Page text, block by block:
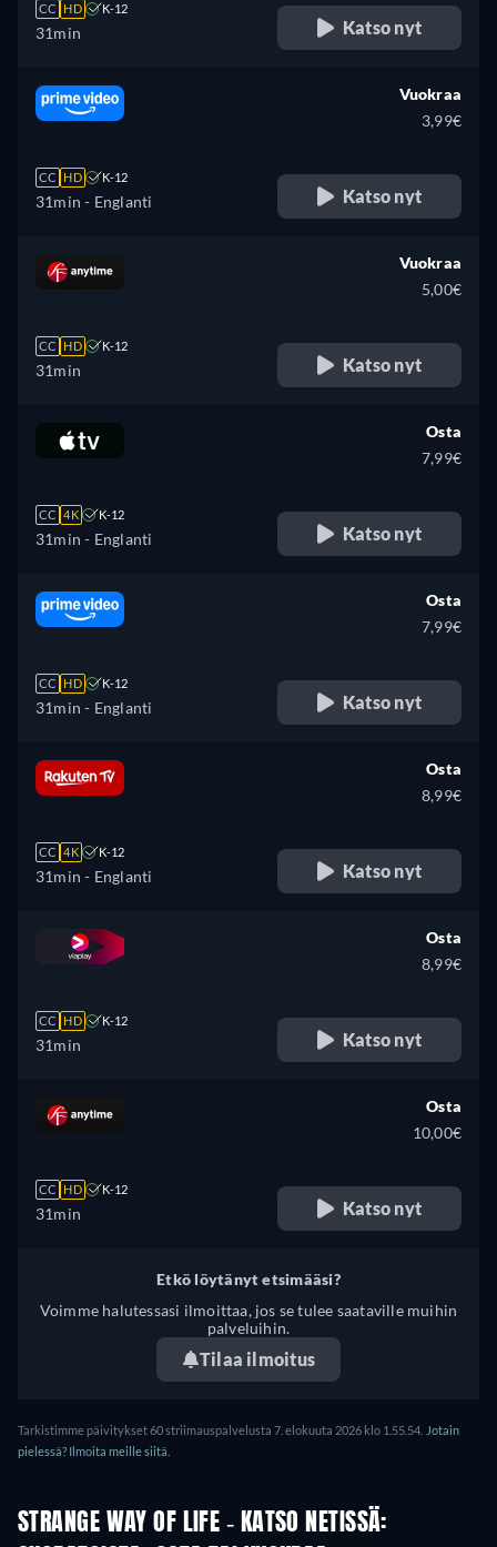
CC HD K-12
31min Katso nyt
CC HD K-12
31min - Englanti
Vuokraa
3,99€
Katso nyt
CC HD K-12
31min
Vuokraa
5,00€
Katso nyt
CC 4K K-12
31min - Englanti
Osta
7,99€
Katso nyt
CC HD K-12
31min - Englanti
Osta
7,99€
Katso nyt
CC 4K K-12
31min - Englanti
Osta
8,99€
Katso nyt
CC HD K-12
31min
Osta
8,99€
Katso nyt
CC HD K-12
31min
Osta
10,00€
Katso nyt
Etkö löytänyt etsimääsi?
Voimme halutessasi ilmoittaa, jos se tulee saataville muihin
palveluihin.
Tilaa ilmoitus
Tarkistimme päivitykset 60 striimauspalvelusta 7. elokuuta 2026 klo 1.55.54. Jotain
pielessä? Ilmoita meille siitä.
STRANGE WAY OF LIFE - KATSO NETISSÄ: